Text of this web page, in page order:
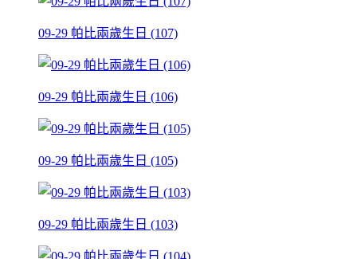
09-29 帕比兩歲生日 (107)
09-29 帕比兩歲生日 (106)
09-29 帕比兩歲生日 (105)
09-29 帕比兩歲生日 (103)